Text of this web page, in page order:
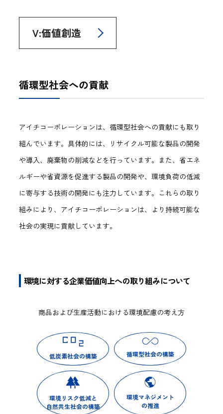
V:価値創造
循環型社会への貢献
アイチコーポレーションは、循環型社会への貢献にも取り
組んでいます。具体的には、リサイクル可能な製品の開発
や導入、廃棄物の削減などを行っています。また、省エネ
ルギーや省資源を促進する製品の開発や、環境負荷の低減
に寄与する技術の開発にも注力しています。これらの取り
組みにより、アイチコーポレーションは、より持続可能な
社会の実現に貢献しています。
環境に対する企業価値向上への取り組みについて
商品および生産活動における環境配慮の考え方
低炭素社会の構築 循環型社会の構築
環境リスク低減と
自然共生社会の構築
環境マネジメント
の推進